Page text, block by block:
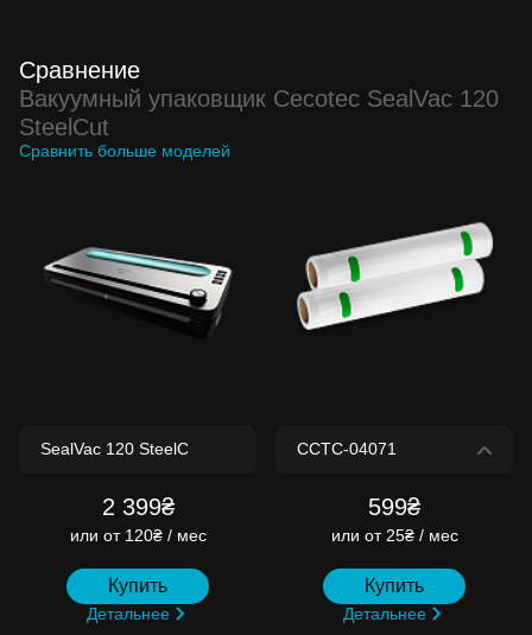
Сравнение
Вакуумный упаковщик Cecotec SealVac 120
SteelCut
Сравнить больше моделей
2 399₴
или от 120₴ / мес
Купить
Детальнее
599₴
или от 25₴ / мес
Купить
Детальнее